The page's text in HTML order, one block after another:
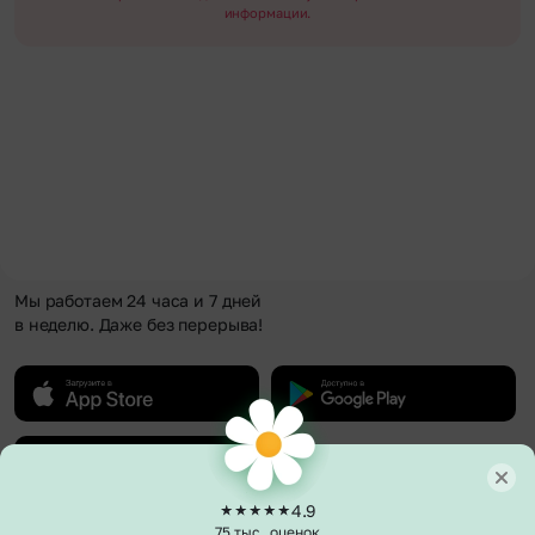
информации.
Мы работаем 24 часа и 7 дней
в неделю. Даже без перерыва!
4.9